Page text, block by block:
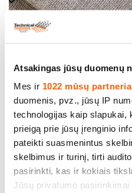
Atsakingas jūsų duomenų
Mes ir 1022 mūsų
duomenis, pvz., jūsų IP
technologijas kaip slapukai,
prieigą prie jūsų įrenginio
pateikti suasmenintus
skelbimus ir turinį, tirti
pasirinkti, kas ir kokiais
Jūsų privatumo pasirinkimai
Lininis audinys (Lino
175cm. Nurodyta tiesinio
Nemokamas pristatymas
Kaina iki: 18.20€